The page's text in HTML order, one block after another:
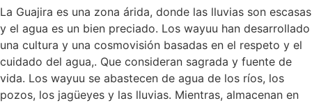
La Guajira es una zona árida, donde las lluvias son escasas
y el agua es un bien preciado. Los wayuu han desarrollado
una cultura y una cosmovisión basadas en el respeto y el
cuidado del agua,. Que consideran sagrada y fuente de
vida. Los wayuu se abastecen de agua de los ríos, los
pozos, los jagüeyes y las lluvias. Mientras, almacenan en